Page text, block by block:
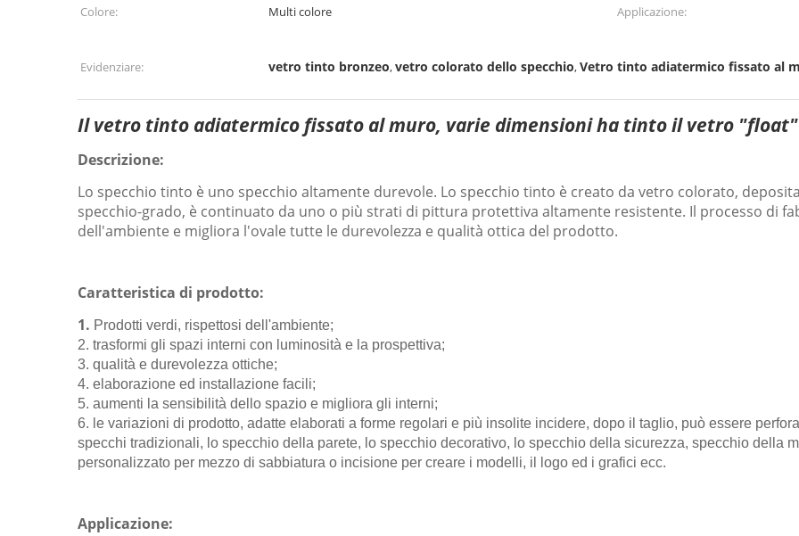
Colore:
Multi colore Applicazione:
Evidenziare:
vetro tinto bronzeo,vetro colorato dello specchio,Vetro tinto adiatermico fissato al
Il vetro tinto adiatermico fissato al muro, varie dimensioni ha tinto il vetro "float"
Descrizione:
Lo specchio tinto è uno specchio altamente durevole. Lo specchio tinto è creato da vetro colorato,
specchio-grado, è continuato da uno o più strati di pittura protettiva altamente resistente. Il processo di
dell'ambiente e migliora l'ovale tutte le durevolezza e qualità ottica del prodotto.
Caratteristica di prodotto:
1. Prodotti verdi, rispettosi dell'ambiente;
2. trasformi gli spazi interni con luminosità e la prospettiva;
3. qualità e durevolezza ottiche;
4. elaborazione ed installazione facili;
5. aumenti la sensibilità dello spazio e migliora gli interni;
6. le variazioni di prodotto, adatte elaborati a forme regolari e più insolite incidere, dopo il taglio, può essere
specchi tradizionali, lo specchio della parete, lo specchio decorativo, lo specchio della sicurezza, specchio della
personalizzato per mezzo di sabbiatura o incisione per creare i modelli, il logo ed i grafici ecc.
Applicazione: